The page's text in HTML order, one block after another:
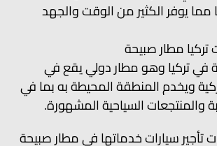
يوفر الكثير من الوقت والجهد
تركيا مطار صبيحة
في تركيا وهو مطار دولي يقع في
ويخدم المنطقة المحيطة به بما في
والمنتجعات السياحية المشهورة.
تأجير سيارات خدماتها في مطار صبيحة